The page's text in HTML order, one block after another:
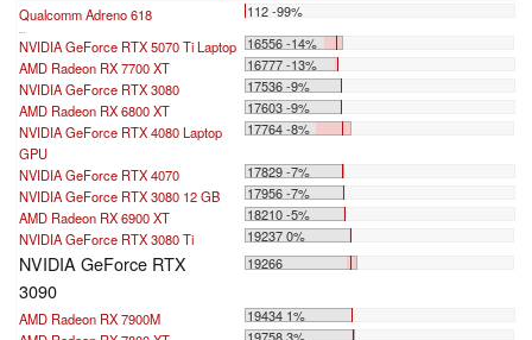
Qualcomm Adreno 618 112 -99%
...
NVIDIA GeForce RTX 5070 Ti Laptop 16556 -14%
AMD Radeon RX 7700 XT
16777 -13%
NVIDIA GeForce RTX 3080
17536 -9%
AMD Radeon RX 6800 XT
17603 -9%
NVIDIA GeForce RTX 4080 Laptop
GPU
17764 -8%
NVIDIA GeForce RTX 4070
17829 -7%
NVIDIA GeForce RTX 3080 12 GB
17956 -7%
AMD Radeon RX 6900 XT
18210 -5%
NVIDIA GeForce RTX 3080 Ti
19237 0%
NVIDIA GeForce RTX
3090
19266
AMD Radeon RX 7900M
19434 1%